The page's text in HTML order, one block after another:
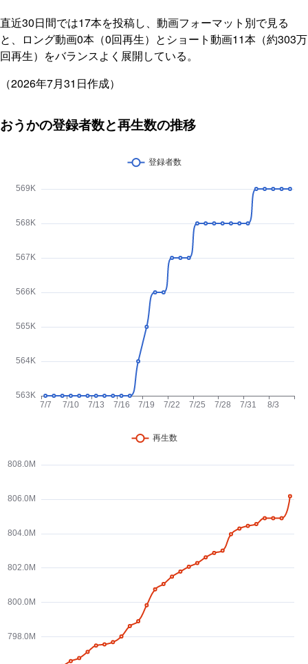
直近30日間では17本を投稿し、動画フォーマット別で見る
と、ロング動画0本（0回再生）とショート動画11本（約303万
回再生）をバランスよく展開している。
（2026年7月31日作成）
おうかの登録者数と再生数の推移